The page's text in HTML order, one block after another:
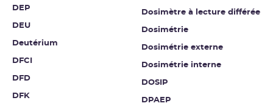
DEP
DEU
Deutérium
DFCI
DFD
DFK
Dosimètre à lecture différée
Dosimétrie
Dosimétrie externe
Dosimétrie interne
DOSIP
DPAEP